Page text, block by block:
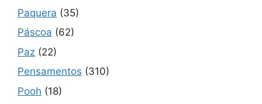
Paquera (35)
Páscoa (62)
Paz (22)
Pensamentos (310)
Pooh (18)